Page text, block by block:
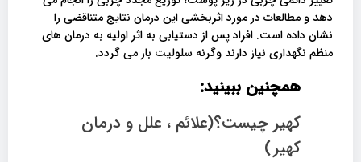
دهد و مطالعات در مورد اثربخشی این درمان نتایج متناقضی را
نشان داده است. افراد پس از دستیابی به اثر اولیه به درمان های
منظم نگهداری نیاز دارند وگرنه سلولیت باز می گردد.
همچنین ببینید:
کهیر چیست؟(علائم ، علل و درمان
کهیر)